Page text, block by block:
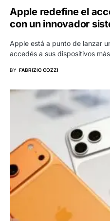
Apple redefine el
con un innovador
Apple está a punto de lanzar
accedés a sus dispositivos
BY FABRIZIO COZZI